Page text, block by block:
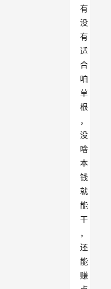
有
没
有
适
合
咱
草
根
，
没
啥
本
钱
就
能
干
，
还
能
赚